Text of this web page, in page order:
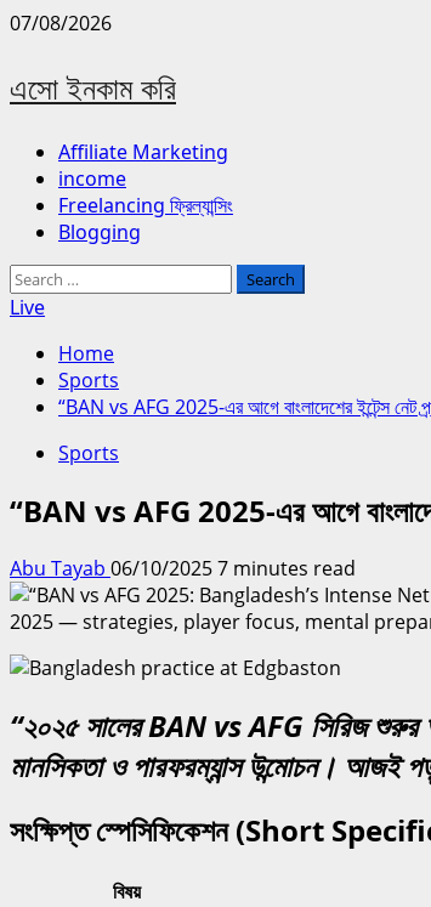
Skip
content
07/08/2026
এসো ইনকাম করি
Primary
Menu
Affiliate Marketing
income
Freelancing ফ্রিল্যান্সিং
Blogging
Search
for:
Live
Home
Sports
“BAN vs AFG 2025-এর আগে বাংলাদেশের ইন্টেন্স
Sports
“BAN vs AFG 2025-এর আগে
Abu Tayab 06/10/20257 minutes read
“২০২৫ সালের BAN vs AFG সিরিজ শুরুর
মানসিকতা ও পারফরম্যান্স উন্মোচন। আজই
সংক্ষিপ্ত স্পেসিফিকেশন (Short
বিষয়